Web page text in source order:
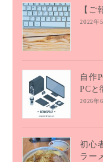
【ご
2022年
自作
PCと
2026年
初心
ラー